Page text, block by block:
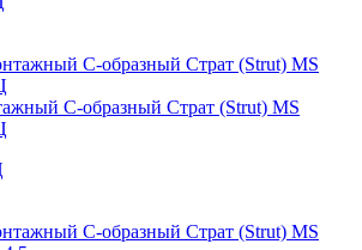
С-образный Страт (Strut) MS